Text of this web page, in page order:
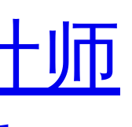
师